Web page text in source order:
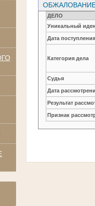
ДЕЛО
Уникальный
Дата поступления
Категория дела
Судья
Дата
Результат
Признак